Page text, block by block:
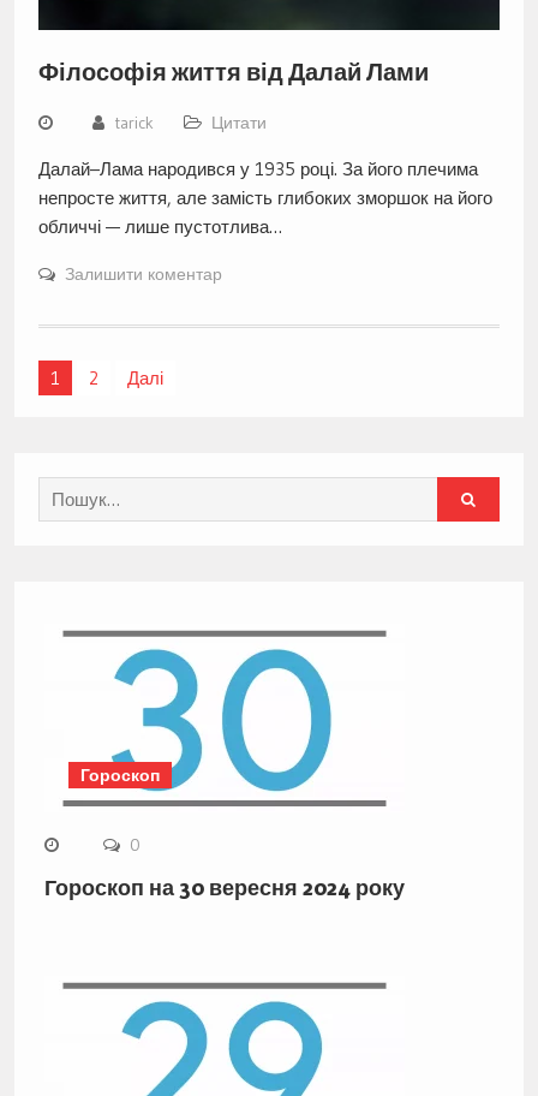
Філософія життя від Далай Лами
tarick Цитати
Далай–Лама народився у 1935 році. За його плечима
непросте життя, але замість глибоких зморшок на його
обличчі — лише пустотлива…
Залишити коментар
Навігація
1 2 Далі
Search
for:
Гороскоп
0
Гороскоп на 30 вересня 2024 року